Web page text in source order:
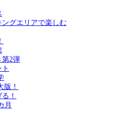
グエリアで楽しむ
第2弾
版！
！
月